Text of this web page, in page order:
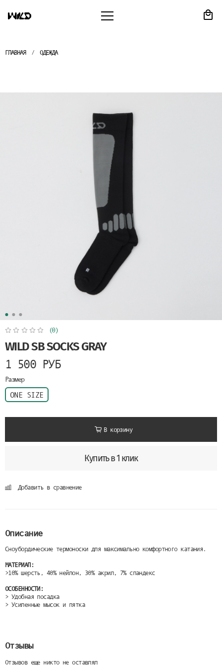
ГЛАВНАЯ ОДЕЖДА
(0)
WILD SB SOCKS GRAY
1 500 РУБ
Размер
ONE SIZE
В корзину
Купить в 1 клик
Добавить в сравнение
Описание
Сноубордические термоноски для максимально комфортного катания.
МАТЕРИАЛ:
>10% шерсть, 40% нейлон, 30% акрил, 7% спандекс
ОСОБЕННОСТИ:
> Удобная посадка
> Усиленные мысок и пятка
Отзывы
Отзывов еще никто не оставлял